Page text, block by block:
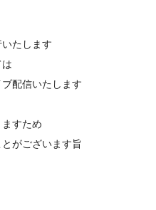
たします
配信いたします
すため
がございます旨